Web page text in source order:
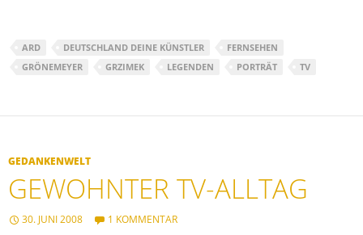
ARD DEUTSCHLAND DEINE KÜNSTLER
FERNSEHEN
GRÖNEMEYER
GRZIMEK LEGENDEN PORTRÄT TV
GEDANKENWELT
GEWOHNTER TV-ALLTAG
30. JUNI 2008 1 KOMMENTAR